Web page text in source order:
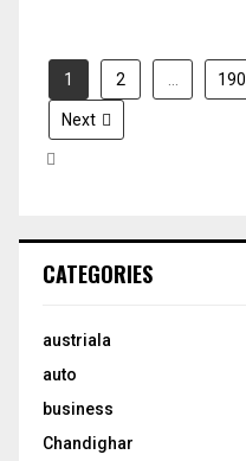
1 2 190
Next
CATEGORIES
austriala
auto
business
Chandighar